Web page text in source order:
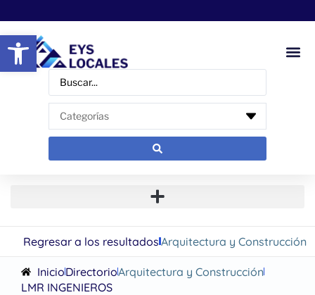
Abrir barra de herramientas
Regresar a los resultadosArquitectura y Construcción
InicioDirectorioArquitectura y Construcción
LMR INGENIEROS